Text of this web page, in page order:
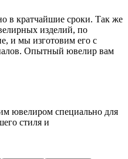
в кратчайшие сроки. Так же
изделий, по
и мы изготовим его с
Опытный ювелир вам
ювелиром специально для
стиля и